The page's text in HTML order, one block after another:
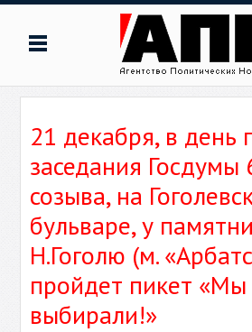
21 декабря, в день
заседания Госдумы
созыва, на
бульваре, у
Н.Гоголю (м.
пройдет пикет «Мы
выбирали!»